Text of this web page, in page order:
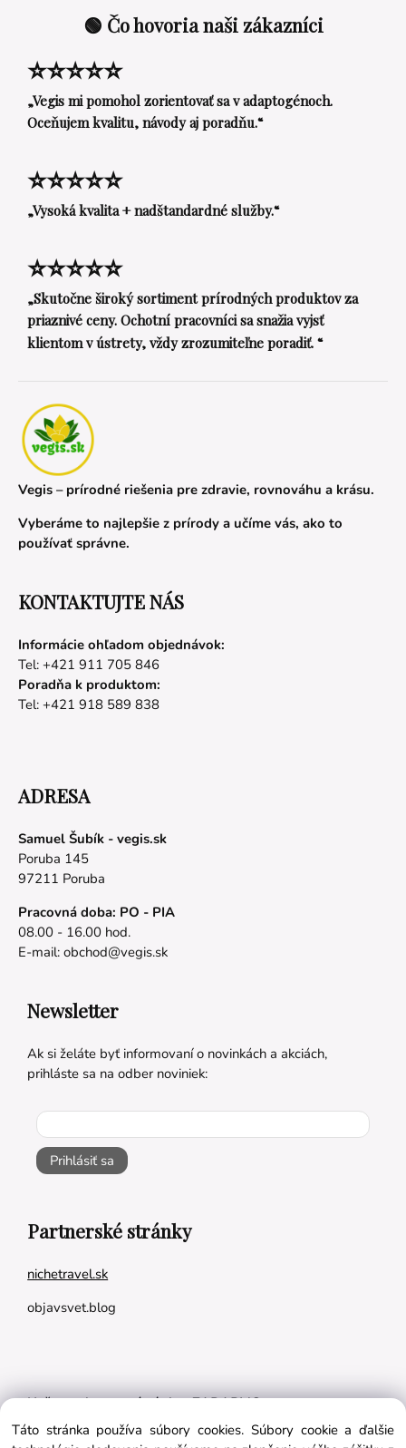
🟢 Čo hovoria naši zákazníci
⭐⭐⭐⭐⭐
„Vegis mi pomohol zorientovať sa v adaptogénoch.
Oceňujem kvalitu, návody aj poradňu.“
⭐⭐⭐⭐⭐
„Vysoká kvalita + nadštandardné služby.“
⭐⭐⭐⭐⭐
„Skutočne široký sortiment prírodných produktov za
priaznivé ceny. Ochotní pracovníci sa snažia vyjsť
klientom v ústrety, vždy zrozumiteľne poradiť. “
Vegis – prírodné riešenia pre zdravie, rovnováhu a krásu.
Vyberáme to najlepšie z prírody a učíme vás, ako to
používať správne.
KONTAKTUJTE NÁS
Informácie ohľadom objednávok:
Tel: +421 911 705 846
Poradňa k produktom:
Tel: +421 918 589 838
ADRESA
Samuel Šubík - vegis.sk
Poruba 145
97211 Poruba
Pracovná doba: PO - PIA
08.00 - 16.00 hod.
E-mail: obchod@vegis.sk
Newsletter
Ak si želáte byť informovaní o novinkách a akciách,
prihláste sa na odber noviniek:
Prihlásiť sa
Partnerské stránky
nichetravel.sk
objavsvet.blog
Naše appky pre vás úplne ZADARMO:
Tréningový plán na mieru
Táto stránka používa súbory cookies. Súbory cookie a ďalšie